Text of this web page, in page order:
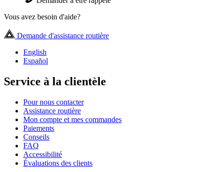
Vous avez besoin d'aide?
Demande d'assistance routière
English
Español
Service à la clientèle
Pour nous contacter
Assistance routière
Mon compte et mes commandes
Paiements
Conseils
FAQ
Accessibilité
Évaluations des clients